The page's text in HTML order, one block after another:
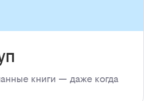
книги — даже когда